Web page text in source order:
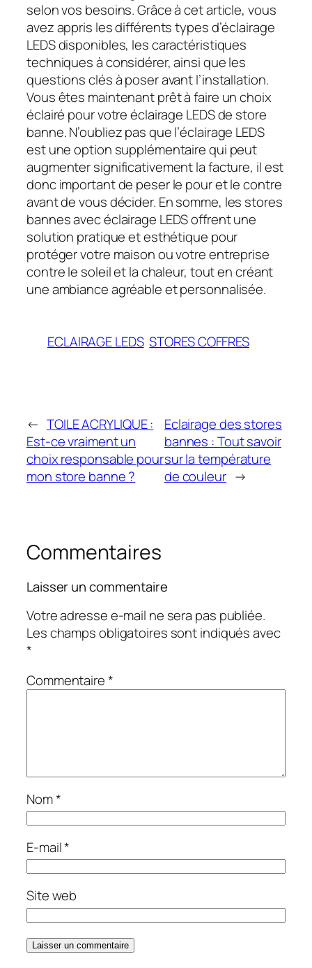
selon vos besoins. Grâce à cet article, vous
avez appris les différents types d’éclairage
LEDS disponibles, les caractéristiques
techniques à considérer, ainsi que les
questions clés à poser avant l’installation.
Vous êtes maintenant prêt à faire un choix
éclairé pour votre éclairage LEDS de store
banne. N’oubliez pas que l’éclairage LEDS
est une option supplémentaire qui peut
augmenter significativement la facture, il est
donc important de peser le pour et le contre
avant de vous décider. En somme, les stores
bannes avec éclairage LEDS offrent une
solution pratique et esthétique pour
protéger votre maison ou votre entreprise
contre le soleil et la chaleur, tout en créant
une ambiance agréable et personnalisée.
ECLAIRAGE LEDS STORES COFFRES
← TOILE ACRYLIQUE :
Est-ce vraiment un
choix responsable pour
mon store banne ?
Eclairage des stores
bannes : Tout savoir
sur la température
de couleur →
Commentaires
Laisser un commentaire
Votre adresse e-mail ne sera pas publiée.
Les champs obligatoires sont indiqués avec
*
Commentaire*
Nom*
E-mail*
Site web